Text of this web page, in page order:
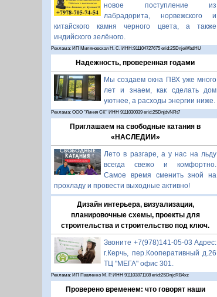
новое поступление из
лабрадорита, норвежского и
китайского камня черного цвета, а также
индийского зелёного.
Реклама: ИП Миляновская Н. С. ИНН:911104727675 erid:2SDnjeWbdHU
Надежность, проверенная годами
Мы создаем окна ПВХ уже много
лет и знаем, как сделать дом
уютнее, а расходы энергии ниже.
Реклама: ООО "Линия СК" ИНН 9111030039 erid:2SDnjdvNRt7
Приглашаем на свободные катания в
«НАСЛЕДИИ»
Лето в разгаре, а у нас на льду
всегда свежо и комфортно.
Самое время сменить зной на
прохладу и провести выходные активно!
Дизайн интерьера, визуализации,
планировочные схемы, проекты для
строительства и строительство под ключ.
Звоните +7(978)141-05-03 Адрес:
г.Керчь, пер.Кооперативный д.26
ТЦ "МЕГА" офис 301.
Реклама: ИП Павленко М. Р. ИНН 911103871108 erid:2SDnjcRB4xz
Проверено временем: что говорят наши